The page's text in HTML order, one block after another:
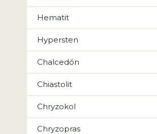
Hematit
Hypersten
Chalcedón
Chiastolit
Chryzokol
Chryzopras